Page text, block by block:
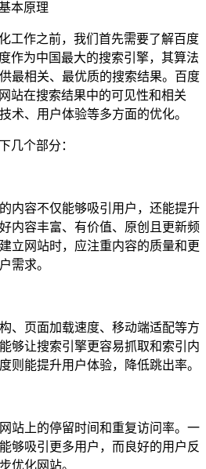
本原理
工作之前，我们首先需要了解百度
作为中国最大的搜索引擎，其算法
最相关、最优质的搜索结果。百度
站在搜索结果中的可见性和相关
术、用户体验等多方面的优化。
几个部分：
内容不仅能够吸引用户，还能提升
内容丰富、有价值、原创且更新频
立网站时，应注重内容的质量和更
需求。
、页面加载速度、移动端适配等方
够让搜索引擎更容易抓取和索引内
则能提升用户体验，降低跳出率。
站上的停留时间和重复访问率。一
够吸引更多用户，而良好的用户反
优化网站。